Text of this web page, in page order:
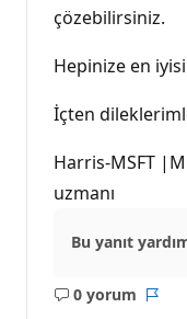
çözebilirsiniz.
Hepinize en
İçten
Harris-MSFT
uzmanı
Bu yanıt
0 yorum
Açıklama